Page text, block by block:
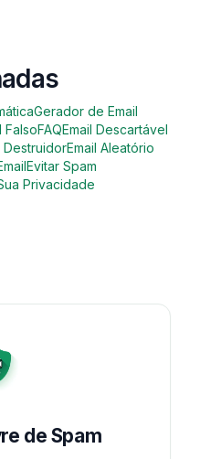
Gerador de Email
FalsoFAQEmail Descartável
DestruidorEmail Aleatório
Evitar Spam
Privacidade
de Spam